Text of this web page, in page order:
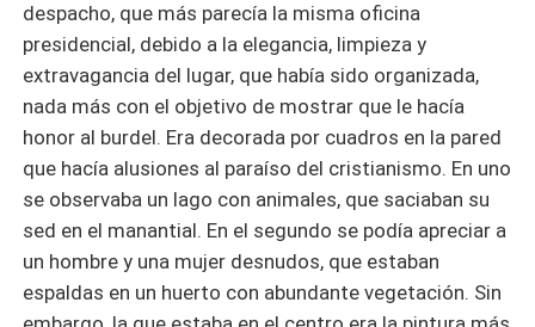
despacho, que más parecía la misma oficina
presidencial, debido a la elegancia, limpieza y
extravagancia del lugar, que había sido organizada,
nada más con el objetivo de mostrar que le hacía
honor al burdel. Era decorada por cuadros en la pared
que hacía alusiones al paraíso del cristianismo. En uno
se observaba un lago con animales, que saciaban su
sed en el manantial. En el segundo se podía apreciar a
un hombre y una mujer desnudos, que estaban
espaldas en un huerto con abundante vegetación. Sin